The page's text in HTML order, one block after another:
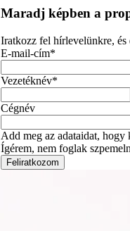
Maradj képben a
Iratkozz fel hírlevelünkre, és
E-mail-cím*
Vezetéknév*
Cégnév
Add meg az adataidat, hogy
Ígérem, nem foglak